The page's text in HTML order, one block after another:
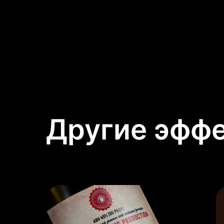
Другие